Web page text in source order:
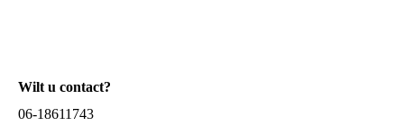
Wilt u contact?
06-18611743